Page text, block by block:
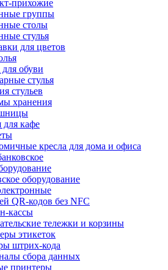
прихожие
группы
столы
стулья
для цветов
обуви
стулья
стульев
хранения
для кафе
кресла для дома и офиса
оборудование
QR-кодов без NFC
кассы
тележки и корзины
этикеток
штрих-кода
сбора данных
принтеры